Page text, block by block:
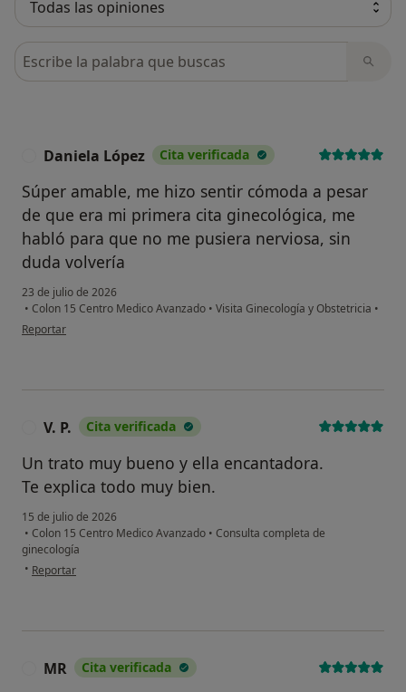
Busca en opiniones
Daniela López Cita verificada
Súper amable, me hizo sentir cómoda a pesar
de que era mi primera cita ginecológica, me
habló para que no me pusiera nerviosa, sin
duda volvería
23 de julio de 2026
• Colon 15 Centro Medico Avanzado • Visita Ginecología y Obstetricia •
en opinión del usuario Daniela López
Reportar
V. P. Cita verificada
Un trato muy bueno y ella encantadora.
Te explica todo muy bien.
15 de julio de 2026
• Colon 15 Centro Medico Avanzado • Consulta completa de
ginecología
• en opinión del usuario V. P.
Reportar
MR Cita verificada